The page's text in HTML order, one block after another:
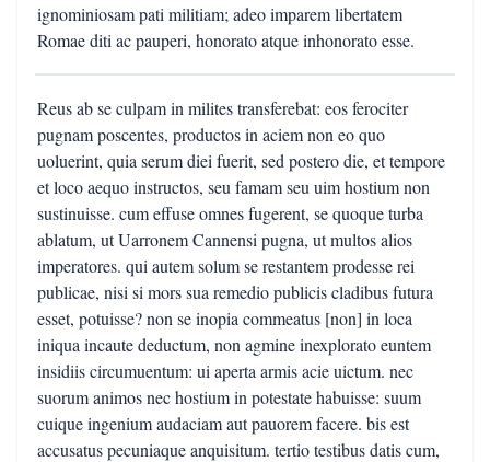
ignominiosam pati militiam; adeo imparem libertatem
Romae diti ac pauperi, honorato atque inhonorato esse.
Reus ab se culpam in milites transferebat: eos ferociter
pugnam poscentes, productos in aciem non eo quo
uoluerint, quia serum diei fuerit, sed postero die, et tempore
et loco aequo instructos, seu famam seu uim hostium non
sustinuisse. cum effuse omnes fugerent, se quoque turba
ablatum, ut Uarronem Cannensi pugna, ut multos alios
imperatores. qui autem solum se restantem prodesse rei
publicae, nisi si mors sua remedio publicis cladibus futura
esset, potuisse? non se inopia commeatus [non] in loca
iniqua incaute deductum, non agmine inexplorato euntem
insidiis circumuentum: ui aperta armis acie uictum. nec
suorum animos nec hostium in potestate habuisse: suum
cuique ingenium audaciam aut pauorem facere. bis est
accusatus pecuniaque anquisitum. tertio testibus datis cum,